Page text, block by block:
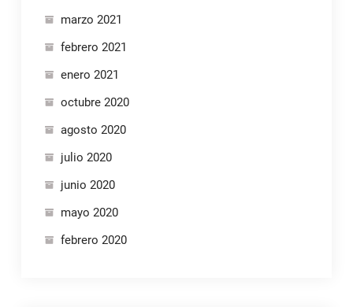
marzo 2021
febrero 2021
enero 2021
octubre 2020
agosto 2020
julio 2020
junio 2020
mayo 2020
febrero 2020